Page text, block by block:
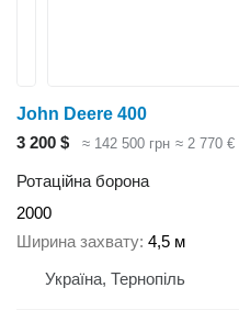
John Deere 400
3 200 $
≈ 142 500 грн ≈ 2 770 €
Ротаційна борона
2000
Ширина захвату 4,5 м
Україна, Тернопіль